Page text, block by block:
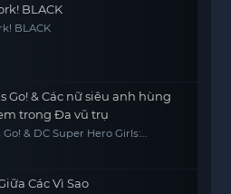
BLACK
BLACK
Go! & Các nữ siêu anh hùng
trong Đa vũ trụ
& DC Super Hero Girls:
Các Vì Sao